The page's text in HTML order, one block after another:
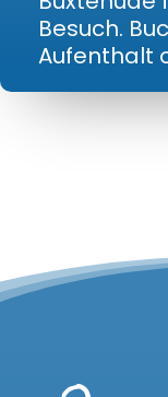
Besuch.
Aufenthalt